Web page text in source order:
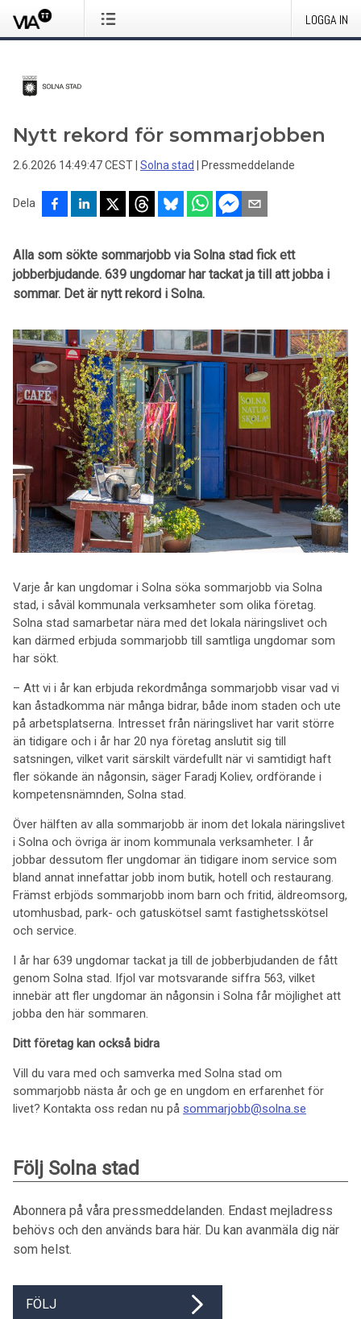
LOGGA IN
Nytt rekord för sommarjobben
2.6.2026 14:49:47 CEST Solna stad Pressmeddelande
Dela
Alla som sökte sommarjobb via Solna stad fick ett
jobberbjudande. 639 ungdomar har tackat ja till att jobba i
sommar. Det är nytt rekord i Solna.
Varje år kan ungdomar i Solna söka sommarjobb via Solna
stad, i såväl kommunala verksamheter som olika företag.
Solna stad samarbetar nära med det lokala näringslivet och
kan därmed erbjuda sommarjobb till samtliga ungdomar som
har sökt.
– Att vi i år kan erbjuda rekordmånga sommarjobb visar vad vi
kan åstadkomma när många bidrar, både inom staden och ute
på arbetsplatserna. Intresset från näringslivet har varit större
än tidigare och i år har 20 nya företag anslutit sig till
satsningen, vilket varit särskilt värdefullt när vi samtidigt haft
fler sökande än någonsin, säger Faradj Koliev, ordförande i
kompetensnämnden, Solna stad.
Över hälften av alla sommarjobb är inom det lokala näringslivet
i Solna och övriga är inom kommunala verksamheter. I år
jobbar dessutom fler ungdomar än tidigare inom service som
bland annat innefattar jobb inom butik, hotell och restaurang.
Främst erbjöds sommarjobb inom barn och fritid, äldreomsorg,
utomhusbad, park- och gatuskötsel samt fastighetsskötsel
och service.
I år har 639 ungdomar tackat ja till de jobberbjudanden de fått
genom Solna stad. Ifjol var motsvarande siffra 563, vilket
innebär att fler ungdomar än någonsin i Solna får möjlighet att
jobba den här sommaren.
Ditt företag kan också bidra
Vill du vara med och samverka med Solna stad om
sommarjobb nästa år och ge en ungdom en erfarenhet för
livet? Kontakta oss redan nu på sommarjobb@solna.se
Följ Solna stad
Abonnera på våra pressmeddelanden. Endast mejladress
behövs och den används bara här. Du kan avanmäla dig när
som helst.
FÖLJ